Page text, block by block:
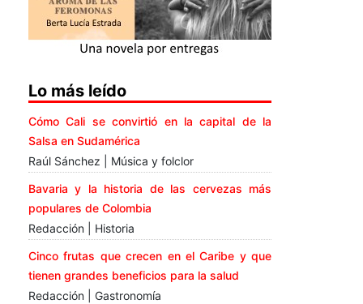
Lo más leído
Cómo Cali se convirtió en la capital de la
Salsa en Sudamérica
Raúl Sánchez | Música y folclor
Bavaria y la historia de las cervezas más
populares de Colombia
Redacción | Historia
Cinco frutas que crecen en el Caribe y que
tienen grandes beneficios para la salud
Redacción | Gastronomía